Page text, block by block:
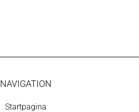
NAVIGATION
Startpagina